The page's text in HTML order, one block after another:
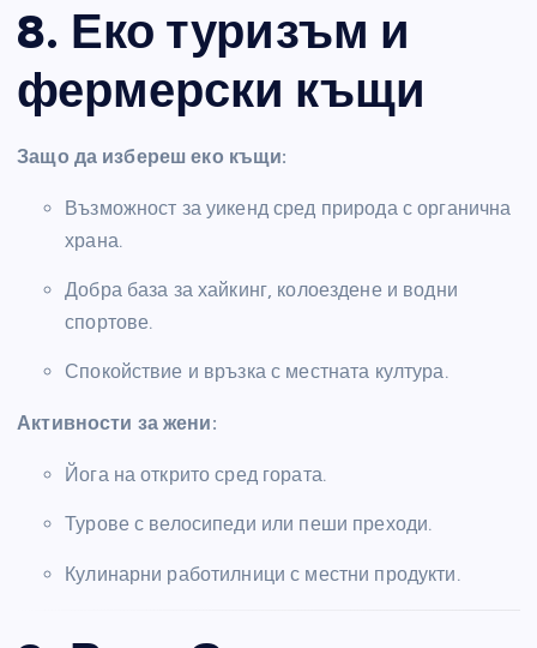
8. Еко туризъм и
фермерски къщи
Защо да избереш еко къщи:
Възможност за уикенд сред природа с органична
храна.
Добра база за хайкинг, колоездене и водни
спортове.
Спокойствие и връзка с местната култура.
Активности за жени:
Йога на открито сред гората.
Турове с велосипеди или пеши преходи.
Кулинарни работилници с местни продукти.